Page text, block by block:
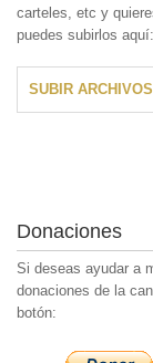
carteles, etc y
puedes subirlos aquí:
SUBIR ARCHIVOS
Donaciones
Si deseas ayudar a
donaciones de la
botón: